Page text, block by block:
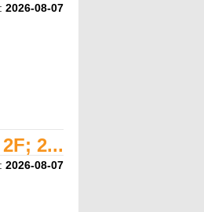
2026-08-07
2...
2026-08-07